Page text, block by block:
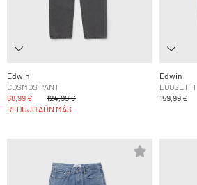
Edwin
COSMOS PANT
68,99 €
124,99 €
REDUJO AÚN MÁS
Edwin
LOOSE FIT
159,99 €